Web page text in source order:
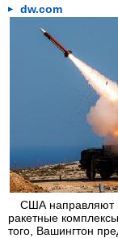
dw.com
США направляют
ракетные
того, Вашингтон